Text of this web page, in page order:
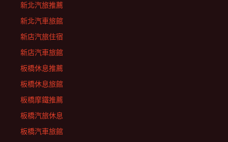
新北汽旅推薦
新北汽車旅館
新店汽旅住宿
新店汽車旅館
板橋休息推薦
板橋休息旅館
板橋摩鐵推薦
板橋汽旅休息
板橋汽車旅館